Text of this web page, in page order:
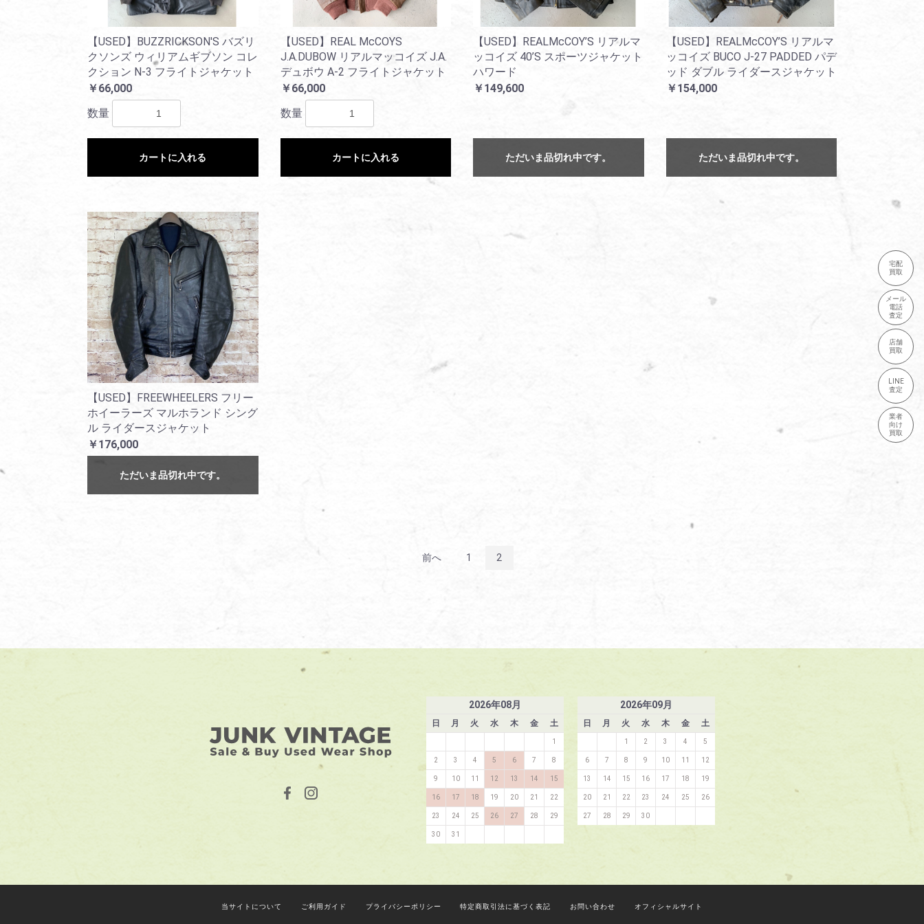
【USED】BUZZRICKSON'S バズリ
クソンズ ウィリアムギブソン コレ
クション N-3 フライトジャケット
￥66,000
数量
カートに入れる
【USED】REAL McCOYS
J.A.DUBOW リアルマッコイズ J.A.
デュボウ A-2 フライトジャケット
￥66,000
数量
カートに入れる
【USED】REALMcCOY’S リアルマ
ッコイズ 40’S スポーツジャケット
ハワード
￥149,600
ただいま品切れ中です。
【USED】REALMcCOY’S リアルマ
ッコイズ BUCO J-27 PADDED パデ
ッド ダブル ライダースジャケット
￥154,000
ただいま品切れ中です。
【USED】FREEWHEELERS フリー
ホイーラーズ マルホランド シング
ル ライダースジャケット
￥176,000
ただいま品切れ中です。
前へ 1 2
宅配
買取
メール
電話
査定
店舗
買取
LINE
査定
業者
向け
買取
2026年08月
日 月 火 水 木 金 土
1
2 3 4 5 6 7 8
9 10 11 12 13 14 15
16 17 18 19 20 21 22
23 24 25 26 27 28 29
30 31
2026年09月
日 月 火 水 木 金 土
1 2 3 4 5
6 7 8 9 10 11 12
13 14 15 16 17 18 19
20 21 22 23 24 25 26
27 28 29 30
当サイトについて ご利用ガイド プライバシーポリシー 特定商取引法に基づく表記 お問い合わせ オフィシャルサイト